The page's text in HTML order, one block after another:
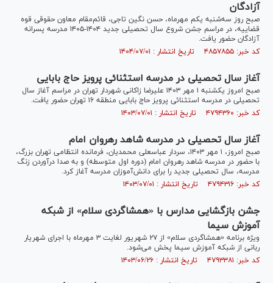
آزادگان
صبح روز سه‌شنبه یکم مهرماه، حسن نگین تاجی، قائم‌مقام معاون حقوقی قوه
قضاییه، در مراسم جشن شروع سال تحصیلی جدید ۱۴۰۴-۱۴۰۵ مدرسه پسرانه
آزادگان حضور یافت.
کد خبر: ۴۸۵۷۸۵۵ تاریخ انتشار : ۱۴۰۴/۰۷/۰۱
آغاز سال تحصیلی در مدرسه استثنائی پرویز حاج بابایی
صبح امروز یکشنبه ۱ مهر ۱۴۰۳ علیرضا زاکانی شهردار تهران در مراسم آغاز سال
تحصیلی در مدرسه استثنائی پرویز حاج بابایی منطقه ۱۶ تهران حضور یافت.
کد خبر: ۴۷۹۴۳۶۰ تاریخ انتشار : ۱۴۰۳/۰۷/۰۱
آغاز سال تحصیلی در مدرسه شاهد رهروان امام
صبح امروز، ۱ مهر ۱۴۰۳، سردار عباسعلی محمدیان، فرمانده انتظامی تهران بزرگ،
با حضور در مدرسه شاهد رهروان امام (دوره اول متوسطه) و به صدا درآوردن زنگ
مدرسه، سال تحصیلی جدید را برای دانش‌آموزان مدرسه آغاز کرد.
کد خبر: ۴۷۹۴۳۱۶ تاریخ انتشار : ۱۴۰۳/۰۷/۰۱
جشن بازگشایی مدارس با «همشاگردی سلام» از شبکه
آموزش سیما
ویژه برنامه «همشاگردی سلام» از ۲۷ شهریور لغایت ۳ مهرماه با اجرای شهریار
ربانی از شبکه آموزش سیما پخش می‌شود.
کد خبر: ۴۷۹۳۳۸۱ تاریخ انتشار : ۱۴۰۳/۰۶/۲۶